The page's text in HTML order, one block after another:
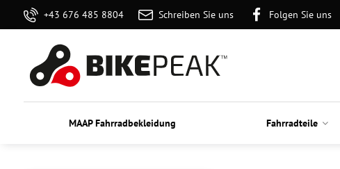
+43 676 485 8804 Schreiben Sie uns Folgen Sie uns
MAAP Fahrradbekleidung Fahrradteile